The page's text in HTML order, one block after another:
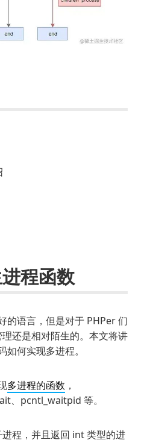
程函数
的语言，但是对于 PHPer 们
还是相对陌生的。本文将讲
何实现多进程。
多进程的函数 ，
、pcntl_waitpid 等。
程，并且返回 int 类型的进